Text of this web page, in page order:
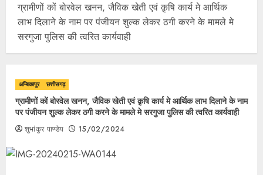
ग्रामीणों कों बोरवेल खनन, जैविक खेती एवं क़ृषि कार्य मे आर्थिक
लाभ दिलाने के नाम पर पंजीयन शुल्क लेकर ठगी करने के मामले मे
सरगुजा पुलिस की त्वरित कार्यवाही
अम्बिकापुर छत्तीसगढ़
ग्रामीणों कों बोरवेल खनन, जैविक खेती एवं क़ृषि कार्य मे आर्थिक लाभ दिलाने के नाम
पर पंजीयन शुल्क लेकर ठगी करने के मामले मे सरगुजा पुलिस की त्वरित कार्यवाही
शुभांकुर पाण्डेय 15/02/2024